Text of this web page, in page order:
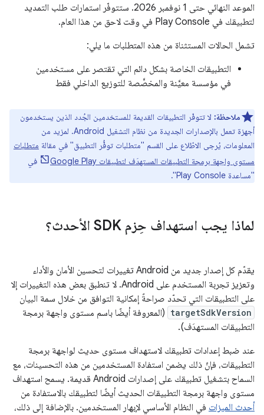
الموعد النهائي حتى 1 نوفمبر 2026. ستتوفّر استمارات طلب التمديد
لتطبيقك في Play Console في وقت لاحق من هذا العام.
تشمل الحالات المستثناة من هذه المتطلبات ما يلي:
التطبيقات الخاصة بشكل دائم التي تقتصر على مستخدمين
في مؤسسة معيَّنة والمخصَّصة للتوزيع الداخلي فقط
ملاحظة: لا تتوفّر التطبيقات القديمة للمستخدمين الجُدد الذين يستخدمون
أجهزة تعمل بالإصدارات الجديدة من نظام التشغيل Android. لمزيد من
المعلومات، يُرجى الاطّلاع على القسم "متطلبات توفُّر التطبيق" في مقالة متطلبات
مستوى واجهة برمجة التطبيقات المستهدَف لتطبيقات Google Play
في
"مساعدة Play Console".
لماذا يجب استهداف حِزم SDK الأحدث؟
يقدّم كل إصدار جديد من Android تغييرات لتحسين الأمان والأداء
وتعزيز تجربة المستخدم على Android. لا تنطبق بعض هذه التغييرات إلا
على التطبيقات التي تحدّد صراحةً إمكانية التوافق من خلال سمة البيان
targetSdkVersion (المعروفة أيضًا باسم مستوى واجهة برمجة
التطبيقات المستهدَف).
عند ضبط إعدادات تطبيقك لاستهداف مستوى حديث لواجهة برمجة
التطبيقات، فإنّ ذلك يضمن استفادة المستخدمين من هذه التحسينات، مع
السماح بتشغيل تطبيقك على إصدارات Android قديمة. يسمح استهداف
مستوى واجهة برمجة التطبيقات الحديث أيضًا لتطبيقك بالاستفادة من
أحدث الميزات في النظام الأساسي لإبهار المستخدمين. بالإضافة إلى ذلك،